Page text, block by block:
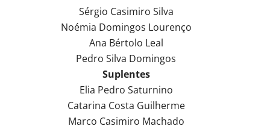
Sérgio Casimiro Silva
Noémia Domingos Lourenço
Ana Bértolo Leal
Pedro Silva Domingos
Suplentes
Elia Pedro Saturnino
Catarina Costa Guilherme
Marco Casimiro Machado